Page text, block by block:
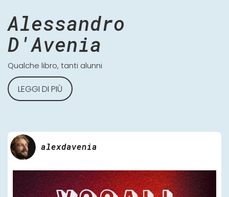
Alessandro
D'Avenia
Qualche libro, tanti alunni
LEGGI DI PIÙ
alexdavenia